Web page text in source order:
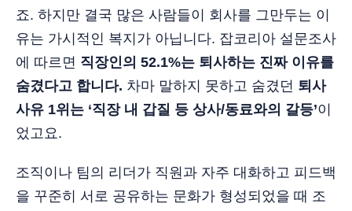
죠. 하지만 결국 많은 사람들이 회사를 그만두는 이
유는 가시적인 복지가 아닙니다. 잡코리아 설문조사
에 따르면 직장인의 52.1%는 퇴사하는 진짜 이유를
숨겼다고 합니다. 차마 말하지 못하고 숨겼던 퇴사
사유 1위는 ‘직장 내 갑질 등 상사/동료와의 갈등’이
었고요.
조직이나 팀의 리더가 직원과 자주 대화하고 피드백
을 꾸준히 서로 공유하는 문화가 형성되었을 때 조